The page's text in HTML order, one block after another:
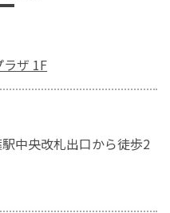
ザ 1F
中央改札出口から徒歩2